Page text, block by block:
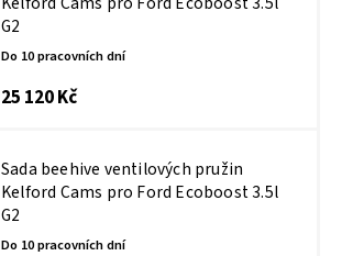
G2
Do 10 pracovních dní
25 120 Kč
Sada beehive ventilových pružin
Kelford Cams pro Ford Ecoboost 3.5l
G2
Do 10 pracovních dní